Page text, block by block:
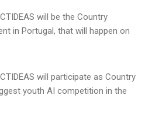
will be the Country
in Portugal, that will happen on
will participate as Country
youth AI competition in the